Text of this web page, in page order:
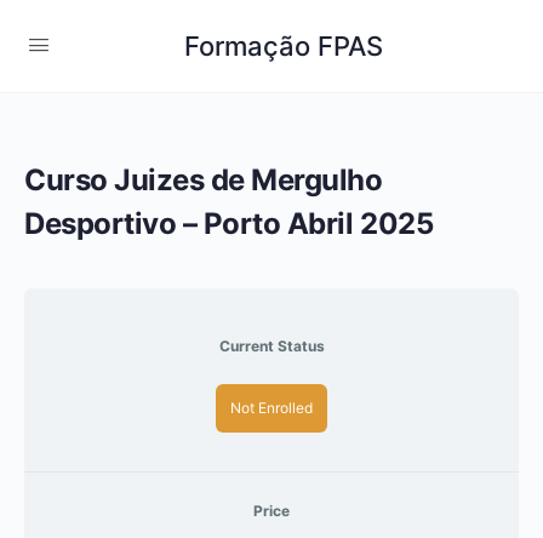
Formação FPAS
Curso Juizes de Mergulho
Desportivo – Porto Abril 2025
Current Status
Not Enrolled
Price